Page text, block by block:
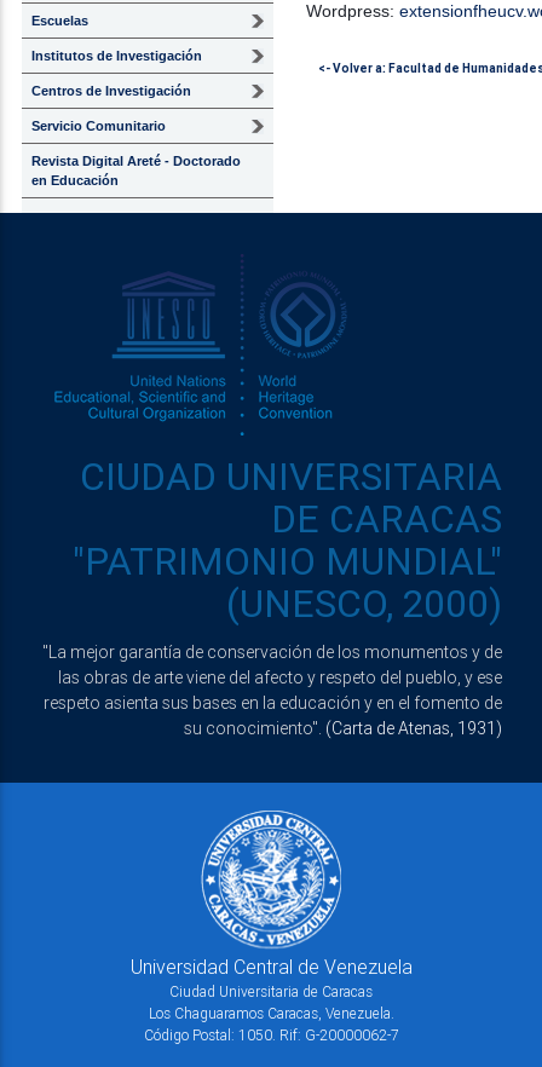
Escuelas
Institutos de Investigación
Centros de Investigación
Servicio Comunitario
Revista Digital Areté - Doctorado
en Educación
Wordpress:
<- Volver a: Facultad de
CIUDAD UNIVERSITARIA
DE CARACAS
"PATRIMONIO MUNDIAL"
(UNESCO, 2000)
"La mejor garantía de conservación de los monumentos y de
las obras de arte viene del afecto y respeto del pueblo, y ese
respeto asienta sus bases en la educación y en el fomento de
su conocimiento". (Carta de Atenas, 1931)
Universidad Central de Venezuela
Ciudad Universitaria de Caracas
Los Chaguaramos Caracas, Venezuela.
Código Postal: 1050. Rif: G-20000062-7